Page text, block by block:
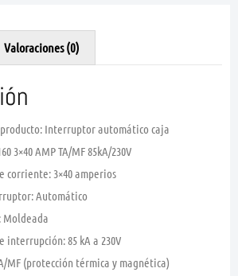
Valoraciones (0)
Interruptor automático caja
3×40 AMP TA/MF 85kA/230V
corriente: 3×40 amperios
Automático
Moldeada
interrupción: 85 kA a 230V
MF (protección térmica y magnética)